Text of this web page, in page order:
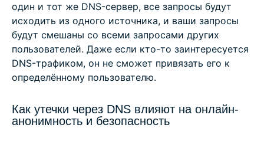
один и тот же DNS-сервер, все запросы будут
исходить из одного источника, и ваши запросы
будут смешаны со всеми запросами других
пользователей. Даже если кто-то заинтересуется
DNS-трафиком, он не сможет привязать его к
определённому пользователю.
Как утечки через DNS влияют на онлайн-
анонимность и безопасность